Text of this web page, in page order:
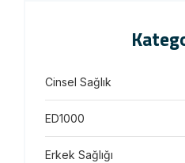
Cinsel Sağlık
ED1000
Erkek Sağlığı